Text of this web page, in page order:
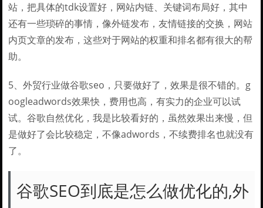
站，把具体的tdk设置好，网站内链、关键词布局好，其中
还有一些琐碎的事情，像外链发布，友情链接的交换，网站
内页文章的发布，这些对于网站的权重和排名都有很大的帮
助。
5、外贸行业做谷歌seo，只要做好了，效果是很不错的。g
oogleadwords效果快，费用也高，有实力的企业可以试
试。谷歌自然优化，我是比较看好的，虽然效果出来慢，但
是做好了会比较稳定，不像adwords，不续费排名也就没有
了。
谷歌SEO到底是怎么做优化的,外